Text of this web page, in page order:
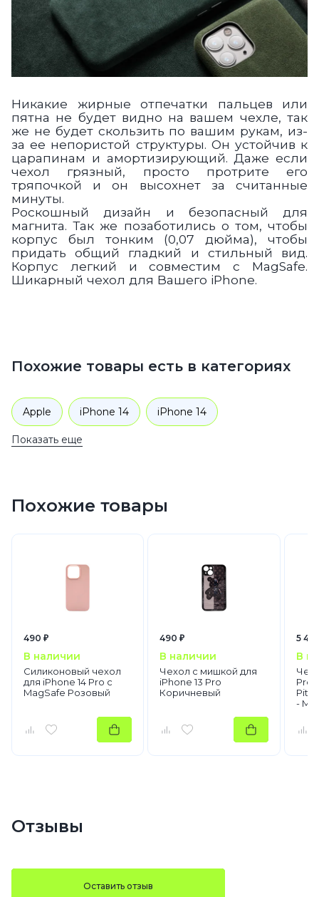
Никакие жирные отпечатки пальцев или
пятна не будет видно на вашем чехле, так
же не будет скользить по вашим рукам, из-
за ее непористой структуры. Он устойчив к
царапинам и амортизирующий. Даже если
чехол грязный, просто протрите его
тряпочкой и он высохнет за считанные
минуты.
Роскошный дизайн и безопасный для
магнита. Так же позаботились о том, чтобы
корпус был тонким (0,07 дюйма), чтобы
придать общий гладкий и стильный вид.
Корпус легкий и совместим с MagSafe.
Шикарный чехол для Вашего iPhone.
Похожие товары есть в категориях
Apple iPhone 14 iPhone 14
Аксессуары
Показать еще
Похожие товары
490 ₽
В наличии
Силиконовый чехол
для iPhone 14 Pro с
MagSafe Розовый
490 ₽
В наличии
Чехол с мишкой для
iPhone 13 Pro
Коричневый
5
В
Pro
-
Отзывы
Оставить отзыв